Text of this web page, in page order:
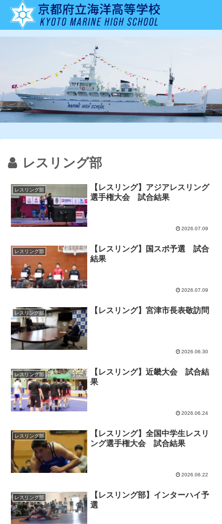
レスリング部
レスリング部
【レスリング】アジアレスリング
選手権大会 試合結果
2026.07.09
レスリング部
【レスリング】国スポ予選 試合
結果
2026.07.09
レスリング部 【レスリング】宮津市長表敬訪問
2026.06.30
レスリング部
【レスリング】近畿大会 試合結
果
2026.06.24
レスリング部
【レスリング】全国中学生レスリ
ング選手権大会 試合結果
2026.06.22
レスリング部
【レスリング部】インターハイ予
選